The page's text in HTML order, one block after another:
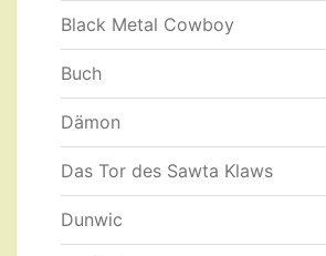
Black Metal Cowboy
Buch
Dämon
Das Tor des Sawta Klaws
Dunwic